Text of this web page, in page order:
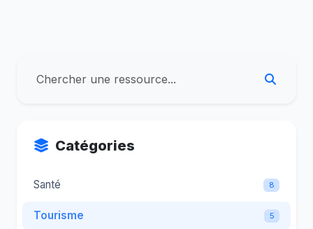
Catégories
Santé 8
Tourisme 5